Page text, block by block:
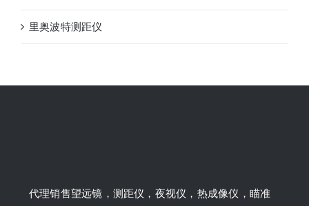
里奥波特测距仪
代理销售望远镜，测距仪，夜视仪，热成像仪，瞄准